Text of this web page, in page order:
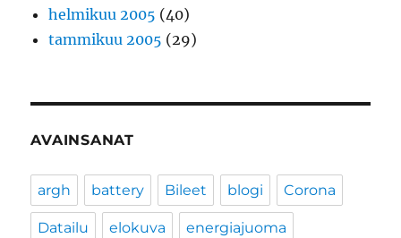
helmikuu 2005 (40)
tammikuu 2005 (29)
AVAINSANAT
argh battery Bileet blogi Corona
Datailu elokuva energiajuoma